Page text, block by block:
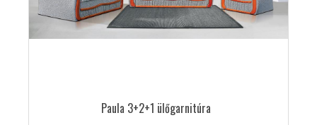
Paula 3+2+1 ülőgarnitúra